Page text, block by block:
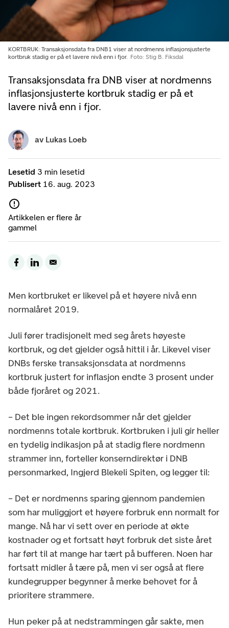
Transaksjonsdata fra DNB viser at nordmenns
inflasjonsjusterte kortbruk stadig er på et
lavere nivå enn i fjor.
KORTBRUK: Transaksjonsdata fra DNB1 viser at nordmenns inflasjonsjusterte
kortbruk stadig er på et lavere nivå enn i fjor. Foto: Stig B. Fiksdal
Lesetid 3 min lesetid
Publisert 16. aug. 2023
Artikkelen er flere år
gammel
av Lukas Loeb
Men kortbruket er likevel på et høyere nivå enn
normalåret 2019.
Juli fører tradisjonelt med seg årets høyeste
kortbruk, og det gjelder også hittil i år. Likevel viser
DNBs ferske transaksjonsdata at nordmenns
kortbruk justert for inflasjon endte 3 prosent under
både fjoråret og 2021.
– Det ble ingen rekordsommer når det gjelder
nordmenns totale kortbruk. Kortbruken i juli gir heller
en tydelig indikasjon på at stadig flere nordmenn
strammer inn, forteller konserndirektør i DNB
personmarked, Ingjerd Blekeli Spiten, og legger til:
– Det er nordmenns sparing gjennom pandemien
som har muliggjort et høyere forbruk enn normalt for
mange. Nå har vi sett over en periode at økte
kostnader og et fortsatt høyt forbruk det siste året
har ført til at mange har tært på bufferen. Noen har
fortsatt midler å tære på, men vi ser også at flere
kundegrupper begynner å merke behovet for å
prioritere strammere.
Hun peker på at nedstrammingen går sakte, men